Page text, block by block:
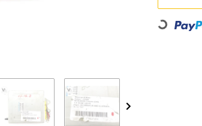
Loading...